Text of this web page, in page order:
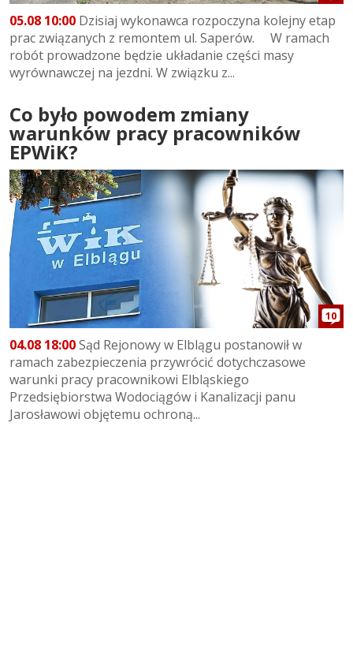
05.08 10:00 Dzisiaj wykonawca rozpoczyna kolejny etap
prac związanych z remontem ul. Saperów. W ramach
robót prowadzone będzie układanie części masy
wyrównawczej na jezdni. W związku z...
Co było powodem zmiany
warunków pracy pracowników
EPWiK?
10
04.08 18:00Sąd Rejonowy w Elblągu postanowił w
ramach zabezpieczenia przywrócić dotychczasowe
warunki pracy pracownikowi Elbląskiego
Przedsiębiorstwa Wodociągów i Kanalizacji panu
Jarosławowi objętemu ochroną...